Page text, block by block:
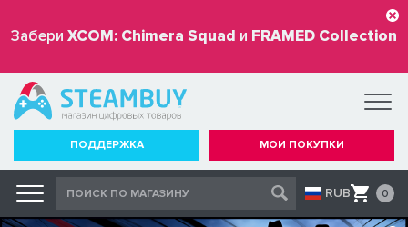
Забери XCOM: Chimera Squad и FRAMED Collection
бесплатно
ПОДДЕРЖКА МОИ ПОКУПКИ
RUB 0